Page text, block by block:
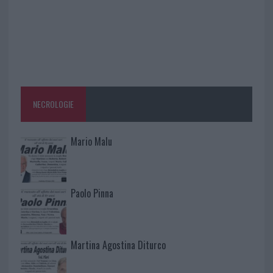
NECROLOGIE
Mario Malu
Paolo Pinna
Martina Agostina Diturco